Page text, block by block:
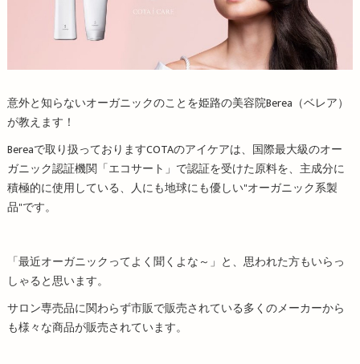
意外と知らないオーガニックのことを姫路の美容院Berea（ベレア）
が教えます！
Bereaで取り扱っておりますCOTAのアイケアは、国際最大級のオー
ガニック認証機関「エコサート」で認証を受けた原料を、主成分に
積極的に使用している、人にも地球にも優しい"オーガニック系製
品"です。
「最近オーガニックってよく聞くよな～」と、思われた方もいらっ
しゃると思います。
サロン専売品に関わらず市販で販売されている多くのメーカーから
も様々な商品が販売されています。